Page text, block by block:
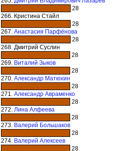
28
266. Кристина Стайл
28
267. Анастасия Парфёнова
28
268. Дмитрий Суслин
28
269. Виталий Зыков
28
270. Александр Матюхин
28
271. Александр Авраменко
28
272. Лина Алфеева
28
273. Валерий Большаков
28
274. Валерий Алексеев
28